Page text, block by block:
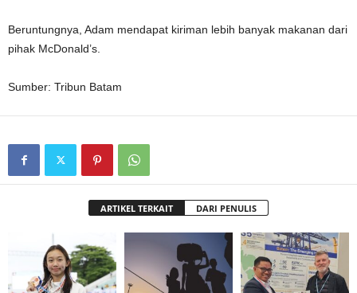
Beruntungnya, Adam mendapat kiriman lebih banyak makanan dari
pihak McDonald’s.
Sumber: Tribun Batam
ARTIKEL TERKAIT DARI PENULIS